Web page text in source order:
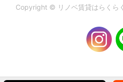
Copyright © リノベ賃貸はらくら